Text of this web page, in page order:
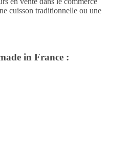
cuisson traditionnelle ou une
in France :